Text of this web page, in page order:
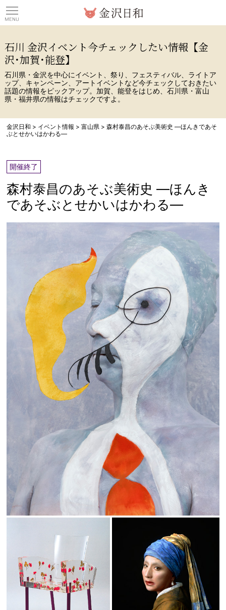
石川 金沢イベント今チェックしたい情報【金
沢･加賀･能登】
石川県・金沢を中心にイベント、祭り、フェスティバル、ライトア
ップ、キャンペーン、アートイベントなど今チェックしておきたい
話題の情報をピックアップ。加賀、能登をはじめ、石川県・富山
県・福井県の情報はチェックですよ。
金沢日和 > イベント情報 >富山県 >森村泰昌のあそぶ美術史 ―ほんきであそ
ぶとせかいはかわる―
開催終了
森村泰昌のあそぶ美術史 ―ほんき
であそぶとせかいはかわる―